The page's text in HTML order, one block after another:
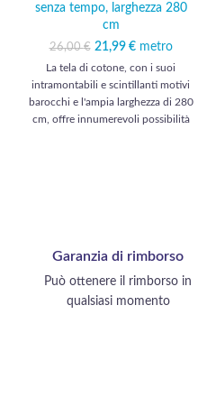
senza tempo, larghezza 280
cm
26,00€
Il prezzo originale
era: 26,00 €.
21,99 €
Il prezzo
attuale è:
21,99 €.
metro
La tela di cotone, con i suoi
intramontabili e scintillanti motivi
barocchi e l'ampia larghezza di 280
cm, offre innumerevoli possibilità
rivestimenti per sedie. Trasformi la
sua casa in uno spazio lussuoso
Garanzia di rimborso
Può ottenere il rimborso in
qualsiasi momento